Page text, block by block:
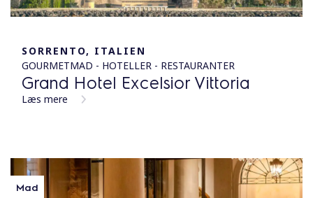
SORRENTO, ITALIEN
GOURMETMAD - HOTELLER - RESTAURANTER
Grand Hotel Excelsior Vittoria
Læs mere
Mad